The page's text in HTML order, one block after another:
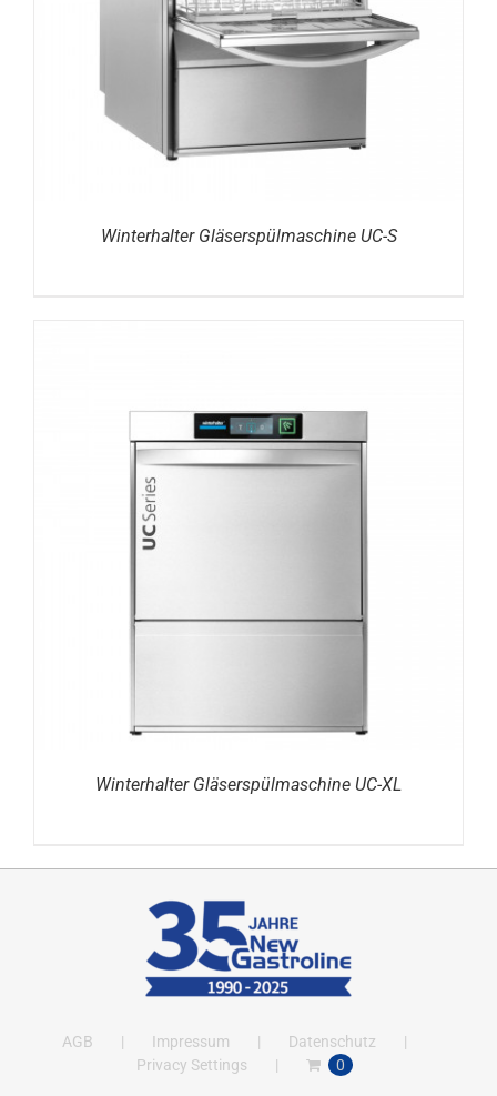
Winterhalter Gläserspülmaschine UC-S
Winterhalter Gläserspülmaschine UC-XL
AGB Impressum
Datenschutz
Privacy Settings
0